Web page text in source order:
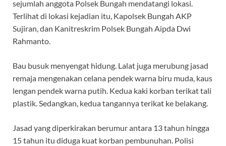
sejumlah anggota Polsek Bungah mendatangi lokasi.
Terlihat di lokasi kejadian itu, Kapolsek Bungah AKP
Sujiran, dan Kanitreskrim Polsek Bungah Aipda Dwi
Rahmanto.
Bau busuk menyengat hidung. Lalat juga merubung jasad
remaja mengenakan celana pendek warna biru muda, kaus
lengan pendek warna putih. Kedua kaki korban terikat tali
plastik. Sedangkan, kedua tangannya terikat ke belakang.
Jasad yang diperkirakan berumur antara 13 tahun hingga
15 tahun itu diduga kuat korban pembunuhan. Polisi